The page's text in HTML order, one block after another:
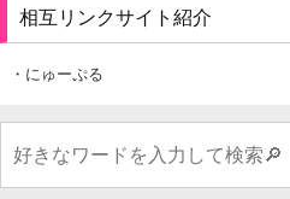
相互リンクサイト紹介
・にゅーぷる